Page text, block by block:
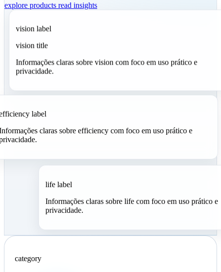
explore products read insights
vision label
vision title
Informações claras sobre vision com foco em uso prático e
privacidade.
label
claras sobre efficiency com foco em uso prático e
life label
Informações claras sobre life com foco em uso prático e
privacidade.
category